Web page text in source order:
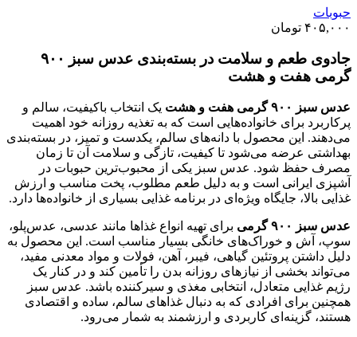
حبوبات
۴۰۵,۰۰۰ تومان
جادوی طعم و سلامت در بسته‌بندی عدس سبز ۹۰۰
گرمی هفت و هشت
عدس سبز ۹۰۰ گرمی هفت و هشت
یک انتخاب باکیفیت، سالم و
پرکاربرد برای خانواده‌هایی است که به تغذیه روزانه خود اهمیت
می‌دهند. این محصول با دانه‌های سالم، یکدست و تمیز، در بسته‌بندی
بهداشتی عرضه می‌شود تا کیفیت، تازگی و سلامت آن تا زمان
مصرف حفظ شود. عدس سبز یکی از محبوب‌ترین حبوبات در
آشپزی ایرانی است و به دلیل طعم مطلوب، پخت مناسب و ارزش
غذایی بالا، جایگاه ویژه‌ای در برنامه غذایی بسیاری از خانواده‌ها دارد.
عدس سبز ۹۰۰ گرمی
برای تهیه انواع غذاها مانند عدسی، عدس‌پلو،
سوپ، آش و خوراک‌های خانگی بسیار مناسب است. این محصول به
دلیل داشتن پروتئین گیاهی، فیبر، آهن، فولات و مواد معدنی مفید،
می‌تواند بخشی از نیازهای روزانه بدن را تأمین کند و در کنار یک
رژیم غذایی متعادل، انتخابی مغذی و سیرکننده باشد. عدس سبز
همچنین برای افرادی که به دنبال غذاهای سالم، ساده و اقتصادی
هستند، گزینه‌ای کاربردی و ارزشمند به شمار می‌رود.